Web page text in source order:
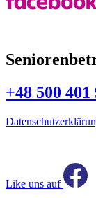
+48 500 401
Like uns auf